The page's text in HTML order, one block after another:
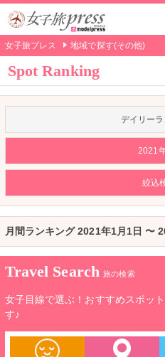
女子旅プレス 地域で探す(その他)
Spot Ranking
デイリー
2021
絞込
月間ランキング 2021年1月1日 〜
Travel Search 旅の検索
女子目線で選ぶ！おすすめスポッ
す♪